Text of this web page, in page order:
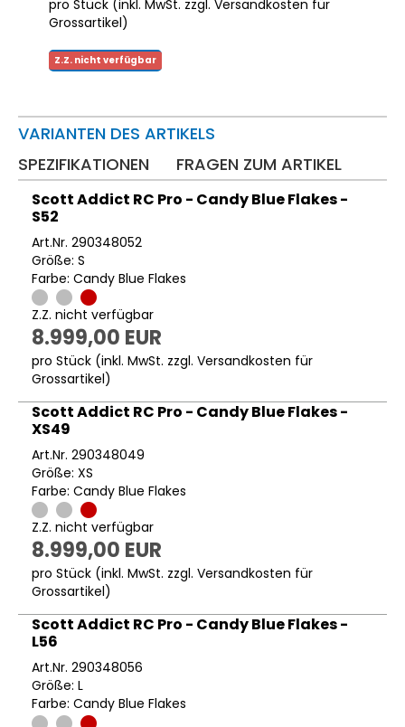
pro Stück (inkl. MwSt. zzgl. Versandkosten für
Grossartikel)
Z.Z. nicht verfügbar
VARIANTEN DES ARTIKELS
SPEZIFIKATIONEN
FRAGEN ZUM ARTIKEL
Scott Addict RC Pro - Candy Blue Flakes -
S52
Art.Nr. 290348052
Größe: S
Farbe: Candy Blue Flakes
Z.Z. nicht verfügbar
8.999,00 EUR
pro Stück (inkl. MwSt. zzgl. Versandkosten für
Grossartikel)
Scott Addict RC Pro - Candy Blue Flakes -
XS49
Art.Nr. 290348049
Größe: XS
Farbe: Candy Blue Flakes
Z.Z. nicht verfügbar
8.999,00 EUR
pro Stück (inkl. MwSt. zzgl. Versandkosten für
Grossartikel)
Scott Addict RC Pro - Candy Blue Flakes -
L56
Art.Nr. 290348056
Größe: L
Farbe: Candy Blue Flakes